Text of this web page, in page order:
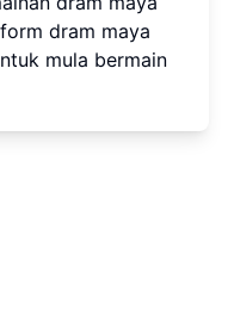
dram maya
mula bermain